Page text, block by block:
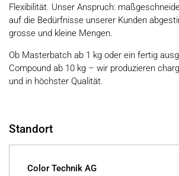
Flexibilität. Unser Anspruch:
auf die Bedürfnisse unserer Kunden
grosse und kleine Mengen.
Ob Masterbatch ab 1 kg oder ein fertig
Compound ab 10 kg – wir produzieren
und in höchster Qualität.
Standort
Color Technik AG